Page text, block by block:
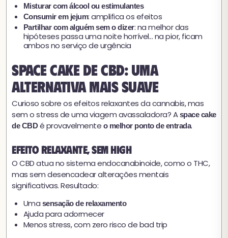
Misturar com álcool ou estimulantes
Consumir em jejum: amplifica os efeitos
Partilhar com alguém sem o dizer: na melhor das
hipóteses passa uma noite horrível... na pior, ficam
ambos no serviço de urgência
Space cake de CBD: uma
alternativa mais suave
Curioso sobre os efeitos relaxantes da cannabis, mas
sem o stress de uma viagem avassaladora? Aspace cake
de CBDé provavelmente o melhor ponto de entrada.
Efeito relaxante, sem high
O CBD atua no sistema endocanabinoide, como o THC,
mas sem desencadear alterações mentais
significativas. Resultado:
Uma sensação de relaxamento
Ajuda para adormecer
Menos stress, com zero risco de bad trip